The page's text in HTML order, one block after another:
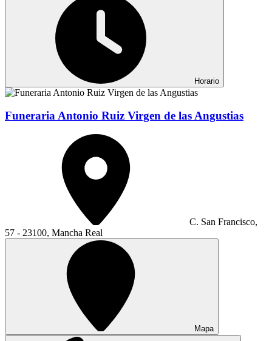
Horario
Funeraria Antonio Ruiz Virgen de las Angustias
C. San Francisco,
57 - 23100, Mancha Real
Mapa